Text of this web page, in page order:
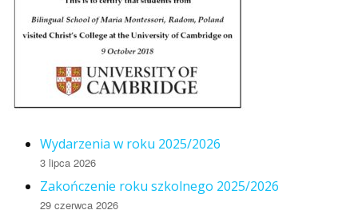
Wydarzenia w roku 2025/2026
3 lipca 2026
Zakończenie roku szkolnego 2025/2026
29 czerwca 2026